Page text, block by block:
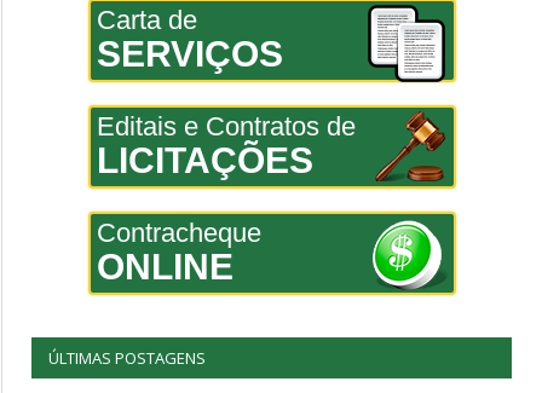
Carta de
SERVIÇOS
Editais e Contratos de
LICITAÇÕES
Contracheque
ONLINE
ÚLTIMAS POSTAGENS